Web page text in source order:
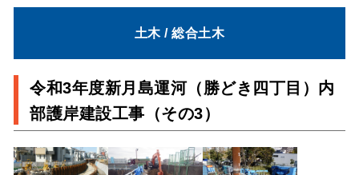
土木 / 総合土木
令和3年度新月島運河（勝どき四丁目）内
部護岸建設工事（その3）